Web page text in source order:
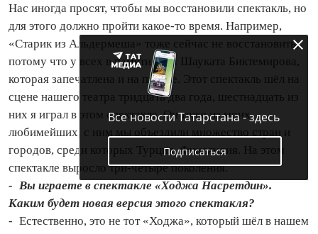
Нас иногда просят, чтобы мы восстановили спектакль, но
для этого должно пройти какое‑то время. Например,
«Старик из Альдермеша» тоже сейчас не восстановить,
потому что у всех в памяти игра Шауката Биктемирова,
которая запечатлена и на плёнке. Этот спектакль шёл на
сцене нашего театра тридцать два года, шестнадцать из
них я играл в этом спектакле. Он тоже из моих
любимейших, с ним мы объездили множество стран и
городов, среди которых Турция, Финляндия. На этом
спектакле выросло три‑четыре поколения.
- Вы играете в спектакле «Ходжа Насретдин».
Каким будет новая версия этого спектакля?
- Естественно, это не тот «Ходжа», который шёл в нашем
Все новости Татарстана - здесь
Подписаться